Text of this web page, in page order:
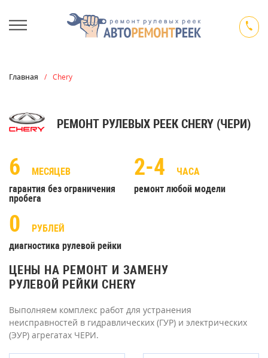
Главная / Chery
РЕМОНТ РУЛЕВЫХ РЕЕК CHERY (ЧЕРИ)
6
МЕСЯЦЕВ
гарантия без ограничения
пробега
2-4
ЧАСА
ремонт любой модели
0
РУБЛЕЙ
диагностика рулевой рейки
ЦЕНЫ НА РЕМОНТ И ЗАМЕНУ
РУЛЕВОЙ РЕЙКИ CHERY
Выполняем комплекс работ для устранения
неисправностей в гидравлических (ГУР) и электрических
(ЭУР) агрегатах ЧЕРИ.